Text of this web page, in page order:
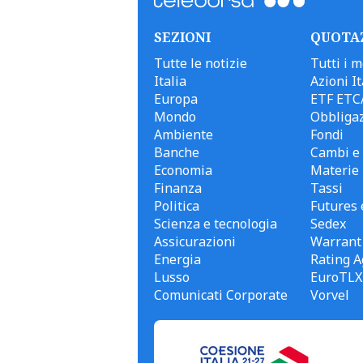
SEZIONI
Tutte le notizie
Italia
Europa
Mondo
Ambiente
Banche
Economia
Finanza
Politica
Scienza e tecnologia
Assicurazioni
Energia
Lusso
Comunicati Corporate
Tutti i
Azioni
ETF
Fondi
Cambi
Materie
Tassi
Futures
Sedex
Warrant
Rating
EuroTLX
Vorvel